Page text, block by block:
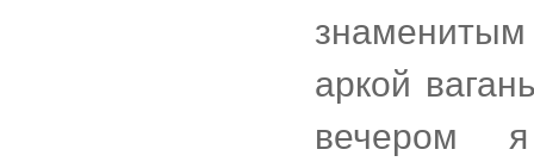
аркой
вечером